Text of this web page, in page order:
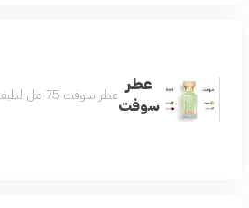
عطر
سوفت
عطر سوفت 75 مل لطيف وناعم وفواح رائحة تملك القلب منعش ويصنع يومك بجماله مناسب للجنسين